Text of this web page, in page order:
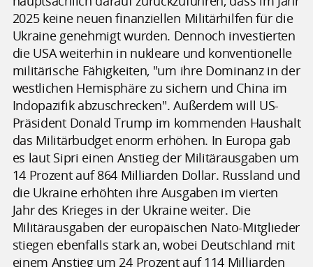
2025 keine neuen finanziellen Militärhilfen für die
Ukraine genehmigt wurden. Dennoch investierten
die USA weiterhin in nukleare und konventionelle
militärische Fähigkeiten, "um ihre Dominanz in der
westlichen Hemisphäre zu sichern und China im
Indopazifik abzuschrecken". Außerdem will US-
Präsident Donald Trump im kommenden Haushalt
das Militärbudget enorm erhöhen. In Europa gab
es laut Sipri einen Anstieg der Militärausgaben um
14 Prozent auf 864 Milliarden Dollar. Russland und
die Ukraine erhöhten ihre Ausgaben im vierten
Jahr des Krieges in der Ukraine weiter. Die
Militärausgaben der europäischen Nato-Mitglieder
stiegen ebenfalls stark an, wobei Deutschland mit
einem Anstieg um 24 Prozent auf 114 Milliarden